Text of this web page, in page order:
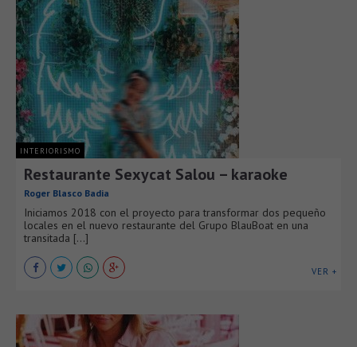
INTERIORISMO
Restaurante Sexycat Salou – karaoke
Roger Blasco Badia
Iniciamos 2018 con el proyecto para transformar dos pequeño
locales en el nuevo restaurante del Grupo BlauBoat en una
transitada [...]
VER +